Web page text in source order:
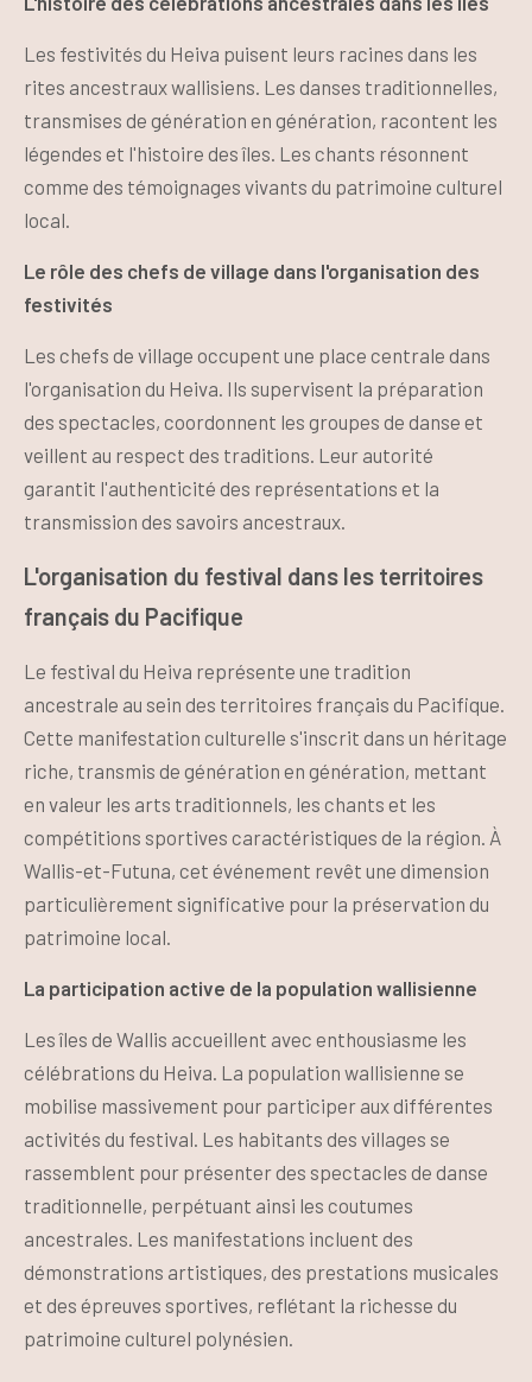
Les festivités du Heiva puisent leurs racines dans les
rites ancestraux wallisiens. Les danses traditionnelles,
transmises de génération en génération, racontent les
légendes et l'histoire des îles. Les chants résonnent
comme des témoignages vivants du patrimoine culturel
local.
Le rôle des chefs de village dans l'organisation des
festivités
Les chefs de village occupent une place centrale dans
l'organisation du Heiva. Ils supervisent la préparation
des spectacles, coordonnent les groupes de danse et
veillent au respect des traditions. Leur autorité
garantit l'authenticité des représentations et la
transmission des savoirs ancestraux.
L'organisation du festival dans les territoires
français du Pacifique
Le festival du Heiva représente une tradition
ancestrale au sein des territoires français du Pacifique.
Cette manifestation culturelle s'inscrit dans un héritage
riche, transmis de génération en génération, mettant
en valeur les arts traditionnels, les chants et les
compétitions sportives caractéristiques de la région. À
Wallis-et-Futuna, cet événement revêt une dimension
particulièrement significative pour la préservation du
patrimoine local.
La participation active de la population wallisienne
Les îles de Wallis accueillent avec enthousiasme les
célébrations du Heiva. La population wallisienne se
mobilise massivement pour participer aux différentes
activités du festival. Les habitants des villages se
rassemblent pour présenter des spectacles de danse
traditionnelle, perpétuant ainsi les coutumes
ancestrales. Les manifestations incluent des
démonstrations artistiques, des prestations musicales
et des épreuves sportives, reflétant la richesse du
patrimoine culturel polynésien.